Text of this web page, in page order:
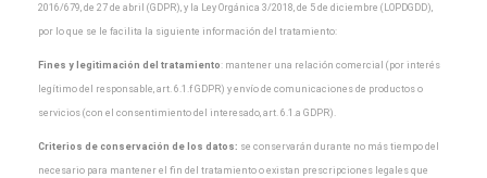
2016/679, de 27 de abril (GDPR), y la Ley Orgánica 3/2018, de 5 de diciembre (LOPDGDD),
por lo que se le facilita la siguiente información del tratamiento:
Fines y legitimación del tratamiento : mantener una relación comercial (por interés
legítimo del responsable, art. 6.1.f GDPR) y envío de comunicaciones de productos o
servicios (con el consentimiento del interesado, art. 6.1.a GDPR).
Criterios de conservación de los datos: se conservarán durante no más tiempo del
necesario para mantener el fin del tratamiento o existan prescripciones legales que